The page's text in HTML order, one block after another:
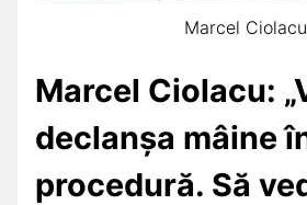
Marcel Ciolacu
Marcel Ciolacu:
declanșa mâine
procedură. Să